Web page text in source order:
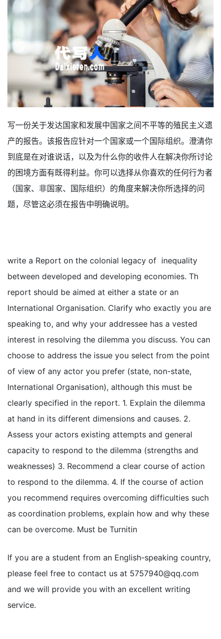
写一份关于发达国家和发展中国家之间不平等的殖民主义遗
产的报告。该报告应针对一个国家或一个国际组织。澄清你
到底是在对谁说话，以及为什么你的收件人在解决你所讨论
的困境方面有既得利益。你可以选择从你喜欢的任何行为者
（国家、非国家、国际组织）的角度来解决你所选择的问
题，尽管这必须在报告中明确说明。
write a Report on the colonial legacy of inequality
between developed and developing economies. Th
report should be aimed at either a state or an
International Organisation. Clarify who exactly you are
speaking to, and why your addressee has a vested
interest in resolving the dilemma you discuss. You can
choose to address the issue you select from the point
of view of any actor you prefer (state, non-state,
International Organisation), although this must be
clearly specified in the report. 1. Explain the dilemma
at hand in its different dimensions and causes. 2.
Assess your actors existing attempts and general
capacity to respond to the dilemma (strengths and
weaknesses) 3. Recommend a clear course of action
to respond to the dilemma. 4. If the course of action
you recommend requires overcoming difficulties such
as coordination problems, explain how and why these
can be overcome. Must be Turnitin
If you are a student from an English-speaking country,
please feel free to contact us at 5757940@qq.com
and we will provide you with an excellent writing
service.